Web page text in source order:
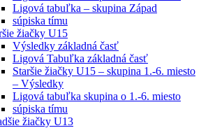
Ligová tabuľka – skupina Západ
súpiska tímu
žiačky U15
Výsledky základná časť
Ligová Tabuľka základná časť
Staršie žiačky U15 – skupina 1.-6. miesto
– Výsledky
Ligová tabuľka skupina o 1.-6. miesto
súpiska tímu
žiačky U13